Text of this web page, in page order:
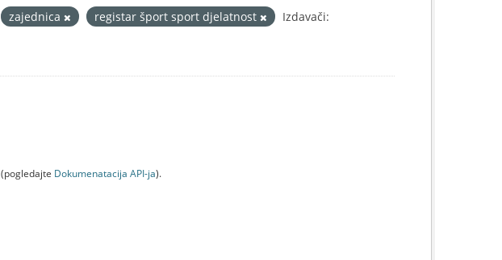
zajednica registar šport sport djelatnost
Izdavači:
(pogledajte Dokumenаtаcijа API-jа).